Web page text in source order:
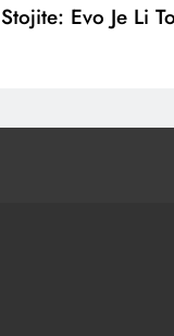
Stojite: Evo Je Li